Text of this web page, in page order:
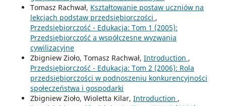
Tomasz Rachwał, Kształtowanie postaw uczniów na
lekcjach podstaw przedsiębiorczości ,
Przedsiębiorczość - Edukacja: Tom 1 (2005):
Przedsiębiorczość a współczesne wyzwania
cywilizacyjne
Zbigniew Zioło, Tomasz Rachwał, Introduction ,
Przedsiębiorczość - Edukacja: Tom 2 (2006): Rola
przedsiębiorczości w podnoszeniu konkurencyjności
społeczeństwa i gospodarki
Zbigniew Zioło, Wioletta Kilar, Introduction ,